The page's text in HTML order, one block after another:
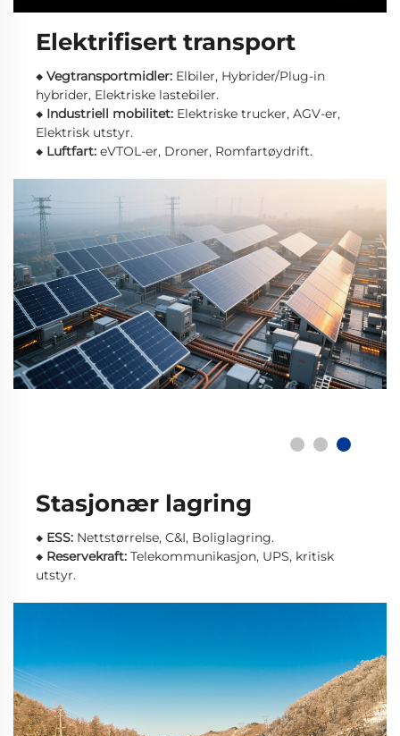
Elektrifisert transport
◆ Vegtransportmidler: Elbiler, Hybrider/Plug-in
hybrider, Elektriske lastebiler.
◆ Industriell mobilitet: Elektriske trucker, AGV-er,
Elektrisk utstyr.
◆ Luftfart: eVTOL-er, Droner, Romfartøydrift.
Stasjonær lagring
◆ ESS: Nettstørrelse, C&I, Boliglagring.
◆ Reservekraft: Telekommunikasjon, UPS, kritisk
utstyr.